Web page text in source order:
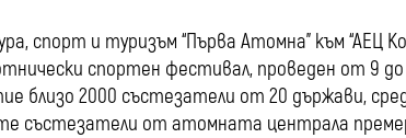
спорт и туризъм “Първа Атомна” към “АЕЦ
спортен фестивал, проведен от 9 до
близо 2000 състезатели от 20 държави,
те състезатели от атомната централа